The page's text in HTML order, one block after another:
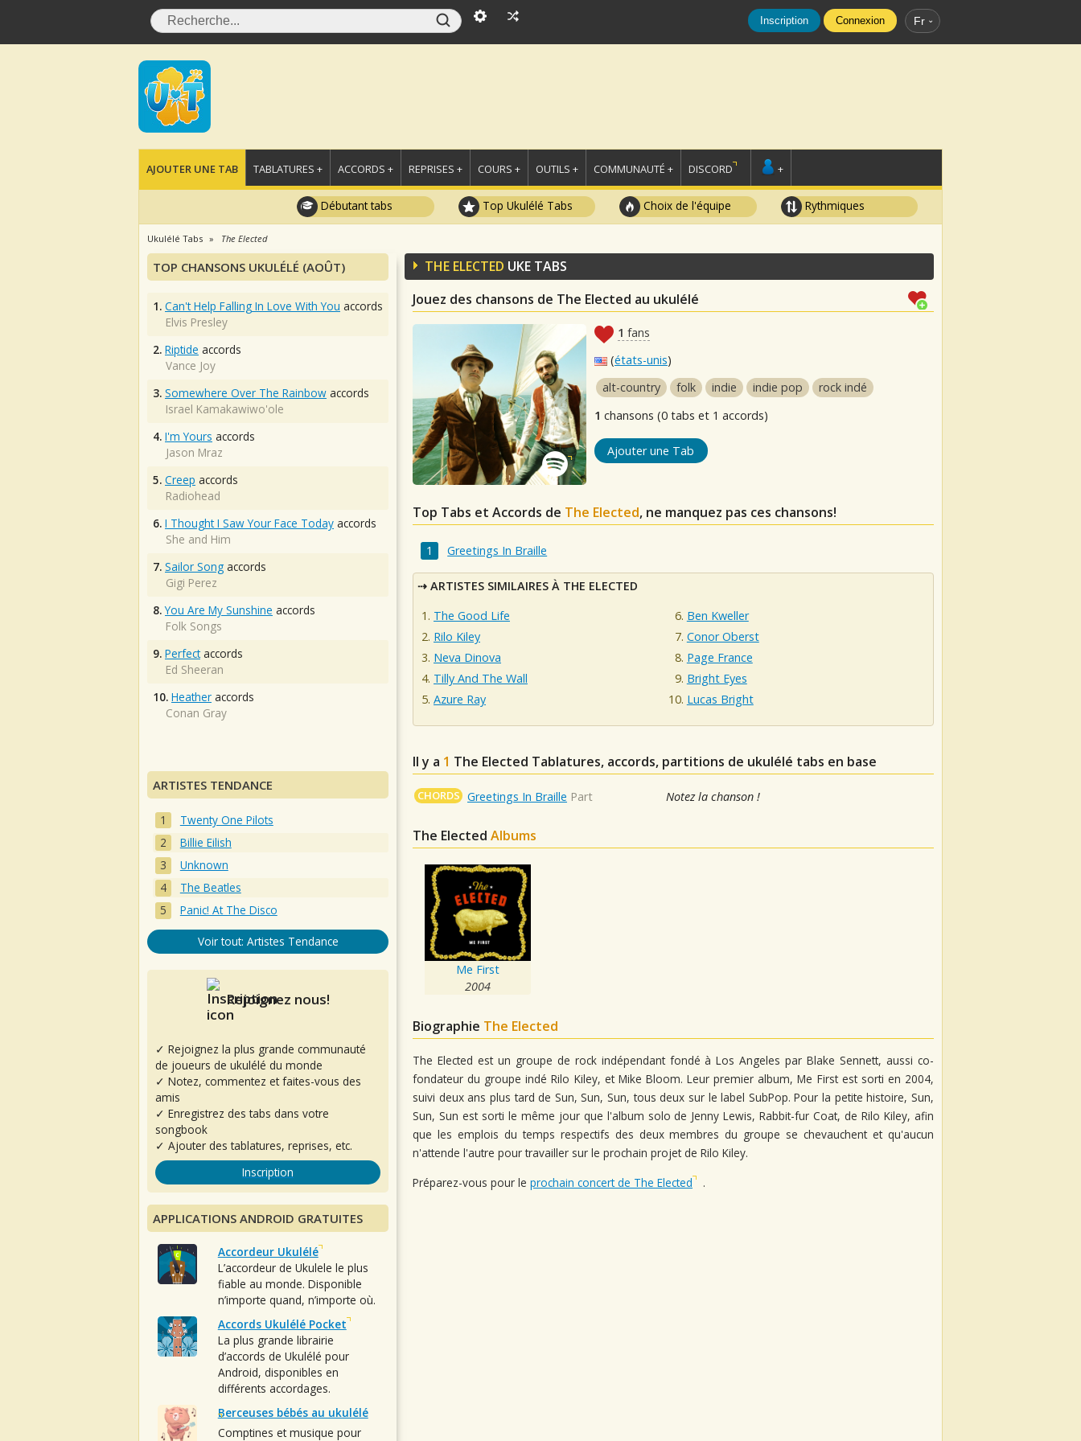
Inscription Connexion Fr
AJOUTER UNE TAB TABLATURES + ACCORDS + REPRISES + COURS + OUTILS + COMMUNAUTÉ + DISCORD +
Débutant tabs Top Ukulélé Tabs Choix de l'équipe Rythmiques
Ukulélé Tabs The Elected
THE ELECTED UKE TABS
Jouez des chansons de The Elected au ukulélé
1 fans
(états-unis)
alt-country
folk indie indie pop
rock indé
1 chansons (0 tabs et 1 accords)
Ajouter une Tab
Top Tabs et Accords de The Elected, ne manquez pas ces chansons!
Greetings In Braille
ARTISTES SIMILAIRES À THE ELECTED
The Good Life
Rilo Kiley
Neva Dinova
Tilly And The Wall
Azure Ray
Ben Kweller
Conor Oberst
Page France
Bright Eyes
Lucas Bright
Il y a 1 The Elected Tablatures, accords, partitions de ukulélé tabs en base
CHORDS Greetings In Braille Part Notez la chanson !
The Elected Albums
Me First
2004
Biographie The Elected
The Elected est un groupe de rock indépendant fondé à Los Angeles par Blake Sennett, aussi co-
fondateur du groupe indé Rilo Kiley, et Mike Bloom. Leur premier album, Me First est sorti en 2004,
suivi deux ans plus tard de Sun, Sun, Sun, tous deux sur le label SubPop. Pour la petite histoire, Sun,
Sun, Sun est sorti le même jour que l'album solo de Jenny Lewis, Rabbit-fur Coat, de Rilo Kiley, afin
que les emplois du temps respectifs des deux membres du groupe se chevauchent et qu'aucun
n'attende l'autre pour travailler sur le prochain projet de Rilo Kiley.
Préparez-vous pour le prochain concert de The Elected .
TOP CHANSONS UKULÉLÉ (AOÛT)
1. Can't Help Falling In Love With You accords
Elvis Presley
2. Riptide accords
Vance Joy
3. Somewhere Over The Rainbow accords
Israel Kamakawiwo'ole
4. I'm Yours accords
Jason Mraz
5. Creep accords
Radiohead
6. I Thought I Saw Your Face Today accords
She and Him
7. Sailor Song accords
Gigi Perez
8. You Are My Sunshine accords
Folk Songs
9. Perfectaccords
Ed Sheeran
10. Heather accords
Conan Gray
ARTISTES TENDANCE
Twenty One Pilots
Billie Eilish
Unknown
The Beatles
Panic! At The Disco
Voir tout: Artistes Tendance
Rejoignez nous!
✓ Rejoignez la plus grande communauté
de joueurs de ukulélé du monde
✓ Notez, commentez et faites-vous des
amis
✓ Enregistrez des tabs dans votre
songbook
✓ Ajouter des tablatures, reprises, etc.
Inscription
APPLICATIONS ANDROID GRATUITES
Accordeur Ukulélé
L’accordeur de Ukulele le plus
fiable au monde. Disponible
n’importe quand, n’importe où.
Accords Ukulélé Pocket
La plus grande librairie
d’accords de Ukulélé pour
Android, disponibles en
différents accordages.
Berceuses bébés au ukulélé
Comptines et musique pour